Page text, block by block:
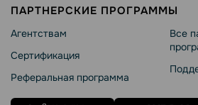
ПАРТНЕРСКИЕ ПРОГРАММЫ
Агентствам
Сертификация
Реферальная программа
Все